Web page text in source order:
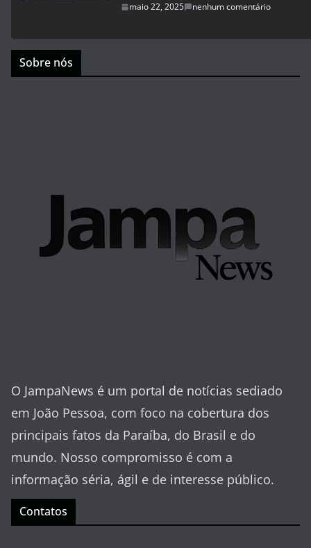
maio 22, 2025 nenhum comentário
Sobre nós
O JampaNews é um portal de notícias sediado
em João Pessoa, com foco na cobertura dos
principais fatos da Paraíba, do Brasil e do
mundo. Nosso compromisso é com a
informação séria, ágil e de interesse público.
Contatos